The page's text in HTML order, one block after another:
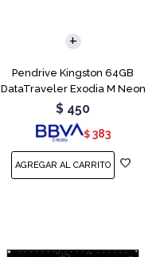
Pendrive Kingston 64GB
DataTraveler Exodia M Neon
Purple
$ 450
$ 383